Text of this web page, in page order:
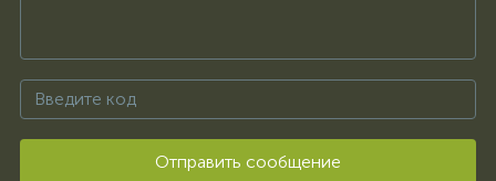
Отправить сообщение